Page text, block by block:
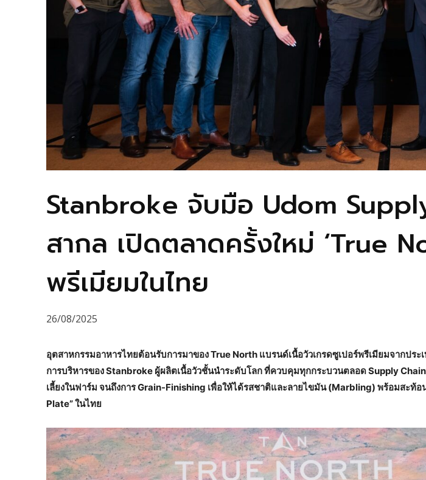
Stanbroke จับมือ Udom
สากล เปิดตลาดครั้งใหม่ ‘True
พรีเมียมในไทย
26/08/2025
อุตสาหกรรมอาหารไทยต้อนรับการมาของTrue North แบรนด์เนื้อวัวเกรดซูเปอร์พรีเมียมจากประ
การบริหารของ Stanbroke ผู้ผลิตเนื้อวัวชั้นนำระดับโลก ที่ควบคุมทุกกระบวนตลอด Supply
เลี้ยงในฟาร์ม จนถึงการ Grain-Finishing เพื่อให้ได้รสชาติและลายไขมัน (Marbling) พร้อมสะท้
Plate” ในไทย